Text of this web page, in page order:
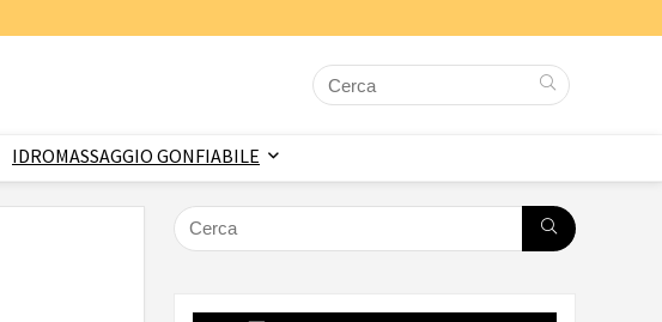
IDROMASSAGGIO GONFIABILE